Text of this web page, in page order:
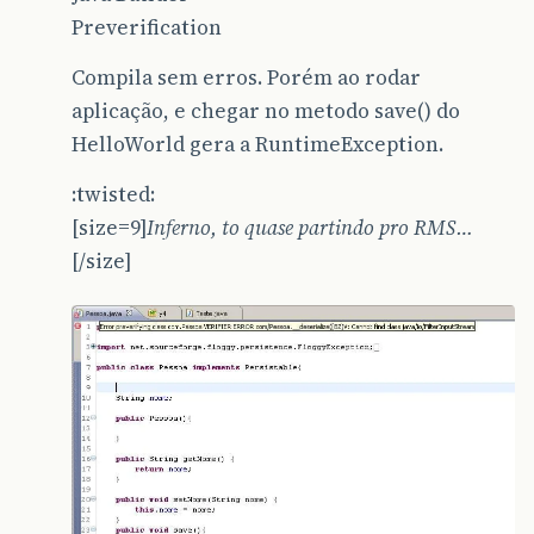
Preverification
Compila sem erros. Porém ao rodar
aplicação, e chegar no metodo save() do
HelloWorld gera a RuntimeException.
:twisted:
[size=9]Inferno, to quase partindo pro RMS…
[/size]